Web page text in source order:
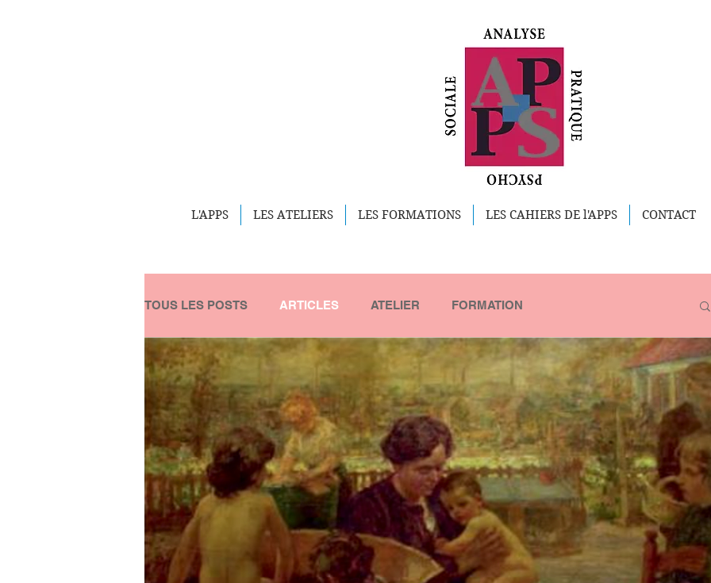
L'APPS LES ATELIERS LES FORMATIONS LES CAHIERS DE l'APPS CONTACT
TOUS LES POSTS ARTICLES ATELIER FORMATION
TRAVAUX DE RECHERCHE